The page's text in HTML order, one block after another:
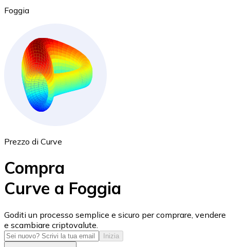
Ethereum
ETH
USD Coin
USDC
Foggia
Prezzo di Curve
Compra
Curve a Foggia
Goditi un processo semplice e sicuro per comprare, vendere
e scambiare criptovalute.
Inizia